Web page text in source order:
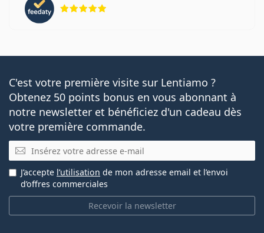
C'est votre première visite sur Lentiamo ?
Obtenez 50 points bonus en vous abonnant à
notre newsletter et bénéficiez d'un cadeau dès
votre première commande.
E-mail
Recevoir la newsletter
J’accepte l’utilisation de mon adresse email et l’envoi
d’offres commerciales